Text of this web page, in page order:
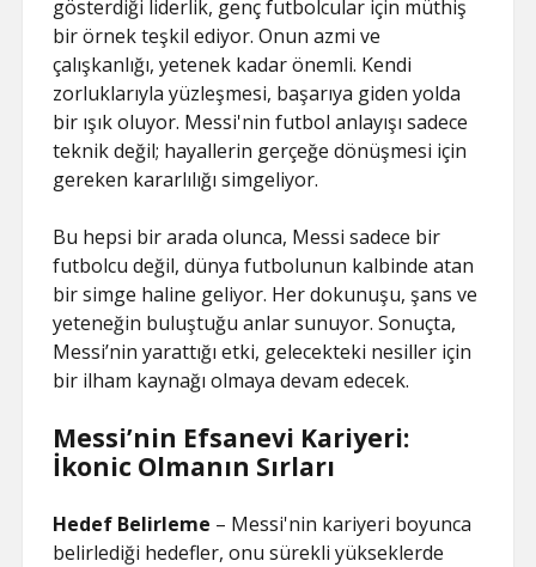
gösterdiği liderlik, genç futbolcular için müthiş
bir örnek teşkil ediyor. Onun azmi ve
çalışkanlığı, yetenek kadar önemli. Kendi
zorluklarıyla yüzleşmesi, başarıya giden yolda
bir ışık oluyor. Messi'nin futbol anlayışı sadece
teknik değil; hayallerin gerçeğe dönüşmesi için
gereken kararlılığı simgeliyor.
Bu hepsi bir arada olunca, Messi sadece bir
futbolcu değil, dünya futbolunun kalbinde atan
bir simge haline geliyor. Her dokunuşu, şans ve
yeteneğin buluştuğu anlar sunuyor. Sonuçta,
Messi’nin yarattığı etki, gelecekteki nesiller için
bir ilham kaynağı olmaya devam edecek.
Messi’nin Efsanevi Kariyeri:
İkonic Olmanın Sırları
Hedef Belirleme – Messi'nin kariyeri boyunca
belirlediği hedefler, onu sürekli yükseklerde